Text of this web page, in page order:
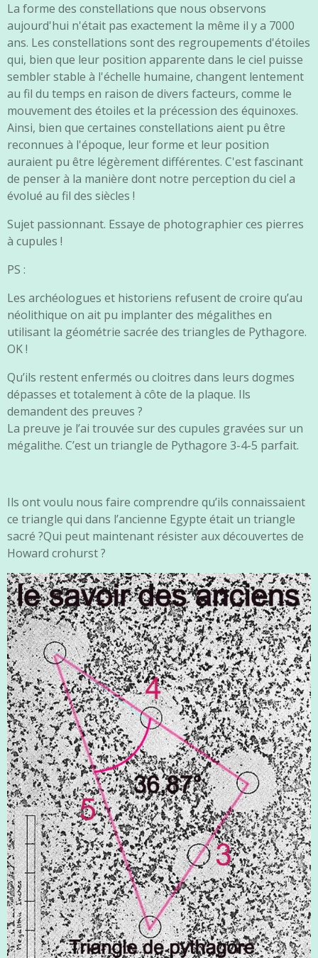
La forme des constellations que nous observons
aujourd'hui n'était pas exactement la même il y a 7000
ans. Les constellations sont des regroupements d'étoiles
qui, bien que leur position apparente dans le ciel puisse
sembler stable à l'échelle humaine, changent lentement
au fil du temps en raison de divers facteurs, comme le
mouvement des étoiles et la précession des équinoxes.
Ainsi, bien que certaines constellations aient pu être
reconnues à l'époque, leur forme et leur position
auraient pu être légèrement différentes. C'est fascinant
de penser à la manière dont notre perception du ciel a
évolué au fil des siècles !
Sujet passionnant. Essaye de photographier ces pierres
à cupules !
PS :
Les archéologues et historiens refusent de croire qu’au
néolithique on ait pu implanter des mégalithes en
utilisant la géométrie sacrée des triangles de Pythagore.
OK !
Qu’ils restent enfermés ou cloitres dans leurs dogmes
dépasses et totalement à côte de la plaque. Ils
demandent des preuves ?
La preuve je l’ai trouvée sur des cupules gravées sur un
mégalithe. C’est un triangle de Pythagore 3-4-5 parfait.
Ils ont voulu nous faire comprendre qu’ils connaissaient
ce triangle qui dans l’ancienne Egypte était un triangle
sacré ?Qui peut maintenant résister aux découvertes de
Howard crohurst ?